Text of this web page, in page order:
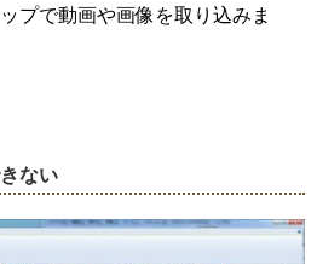
プで動画や画像を取り込みま
ない